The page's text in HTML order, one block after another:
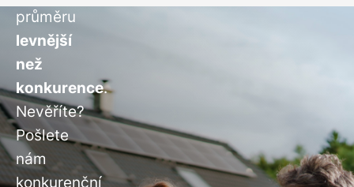
průměru
levnější
než
konkurence.
Nevěříte?
Pošlete
nám
konkurenční